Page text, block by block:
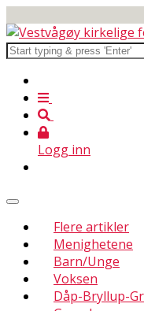
Logg inn
Flere artikler
Menighetene
Barn/Unge
Voksen
Dåp-Bryllup-